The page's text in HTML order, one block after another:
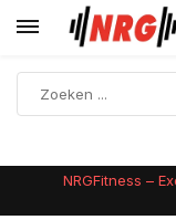
NRGFitness –